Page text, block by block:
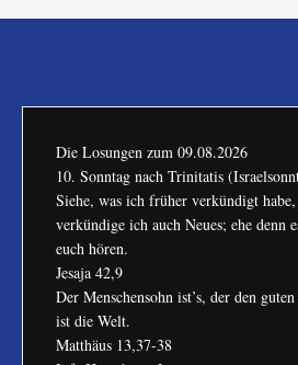
Die Losungen zum 09.08.2026
10. Sonntag nach Trinitatis
Siehe, was ich früher verkündigt
verkündige ich auch Neues; ehe denn
euch hören.
Jesaja 42,9
Der Menschensohn ist’s, der den
ist die Welt.
Matthäus 13,37-38